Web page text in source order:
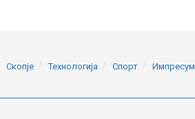
Скопје Технологија Спорт Импресум